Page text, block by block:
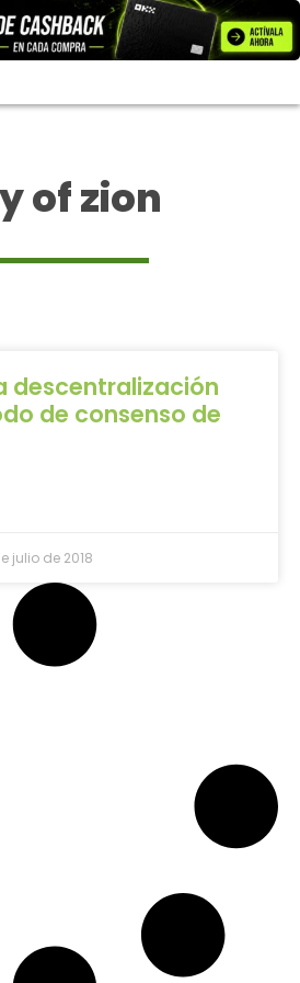
of zion
descentralización
de consenso de
julio de 2018